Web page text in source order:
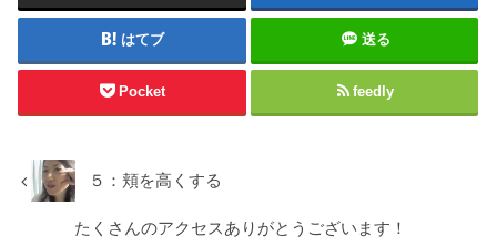
はてブ 送る
Pocket feedly
５：頬を高くする
たくさんのアクセスありがとうございます！